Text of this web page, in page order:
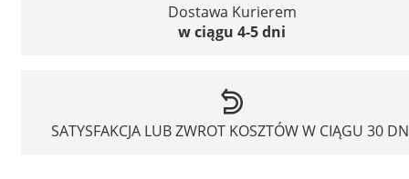
Dostawa Kurierem
w ciągu 4-5 dni
SATYSFAKCJA LUB ZWROT KOSZTÓW W CIĄGU 30